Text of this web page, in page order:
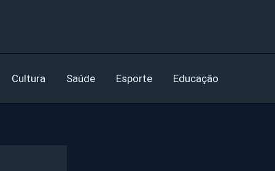
Cultura Saúde Esporte Educação